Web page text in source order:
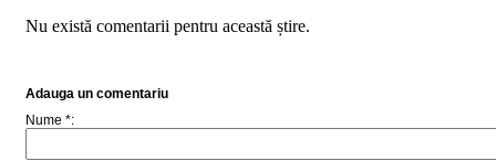
Nu există comentarii pentru această știre.
Adauga un comentariu
Nume *: